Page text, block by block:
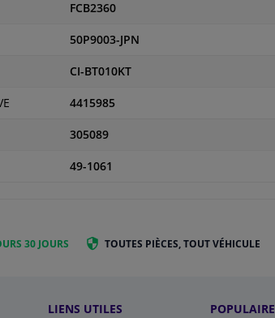
FCB2360
50P9003-JPN
CI-BT010KT
4415985
305089
49-1061
30 JOURS TOUTES PIÈCES, TOUT VÉHICULE
LIENS UTILES POPULAIRE